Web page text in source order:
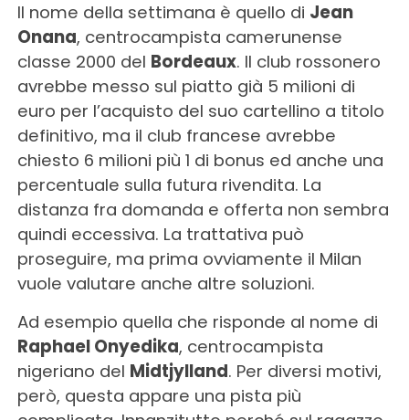
Il nome della settimana è quello di Jean
Onana, centrocampista camerunense
classe 2000 del Bordeaux. Il club rossonero
avrebbe messo sul piatto già 5 milioni di
euro per l’acquisto del suo cartellino a titolo
definitivo, ma il club francese avrebbe
chiesto 6 milioni più 1 di bonus ed anche una
percentuale sulla futura rivendita. La
distanza fra domanda e offerta non sembra
quindi eccessiva. La trattativa può
proseguire, ma prima ovviamente il Milan
vuole valutare anche altre soluzioni.
Ad esempio quella che risponde al nome di
Raphael Onyedika, centrocampista
nigeriano del Midtjylland. Per diversi motivi,
però, questa appare una pista più